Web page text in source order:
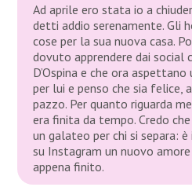
Ad aprile ero stata io a
detti addio serenamente. Gli
cose per la sua nuova casa.
dovuto apprendere dai social
D’Ospina e che ora
per lui e penso che sia felice,
pazzo. Per quanto riguarda
era finita da tempo. Credo
un galateo per chi si separa:
su Instagram un nuovo
appena finito.